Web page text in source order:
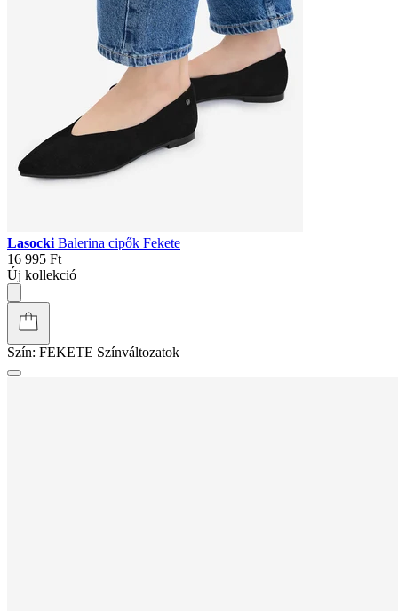
Lasocki Balerina cipők Fekete
16 995 Ft
Új kollekció
Szín: FEKETE Színváltozatok